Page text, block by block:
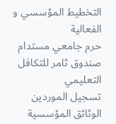
التخطيط المؤسسي و
الفعالية
حرم جامعي مستدام
صندوق ثامر للتكافل
التعليمي
تسجيل الموردين
الوثائق المؤسسية